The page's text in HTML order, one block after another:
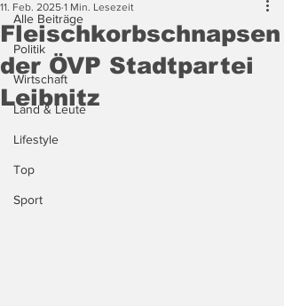
Alle Beiträge
Politik
Wirtschaft
Land & Leute
Lifestyle
Top
Sport
Fleischkorbschnapsen
der ÖVP Stadtpartei
Leibnitz
11. Feb. 2025 1 Min. Lesezeit